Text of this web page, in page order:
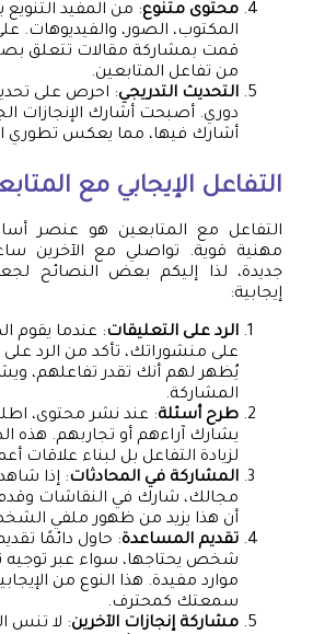
محتوى متنوع: من المفيد التنويع
المكتوب، الصور، والفيديوهات.
قمت بمشاركة مقالات تتعلق
من تفاعل المتابعين.
التحديث التدريجي: احرص على
دوري. أصبحت أشارك الإنجازات
أشارك فيها، مما يعكس تطوري
التفاعل الإيجابي مع
التفاعل مع المتابعين هو عنصر
مهنية قوية. تواصلي مع الآخرين
جديدة، لذا إليكم بعض النصائح
إيجابية:
الرد على التعليقات: عندما يقوم
على منشوراتك، تأكد من الرد على
يُظهر لهم أنك تقدر تفاعلهم،
المشاركة.
طرح أسئلة: عند نشر محتوى،
يشارك آراءهم أو تجاربهم.
لزيادة التفاعل بل لبناء علاقات
المشاركة في المحادثات: إذا
مجالك، شارك في النقاشات
أن هذا يزيد من ظهور ملفي
تقديم المساعدة: حاول دائمًا
شخص يحتاجها، سواء عبر توجيه
موارد مفيدة. هذا النوع من
سمعتك كمحترف.
مشاركة إنجازات الآخرين: لا تنس